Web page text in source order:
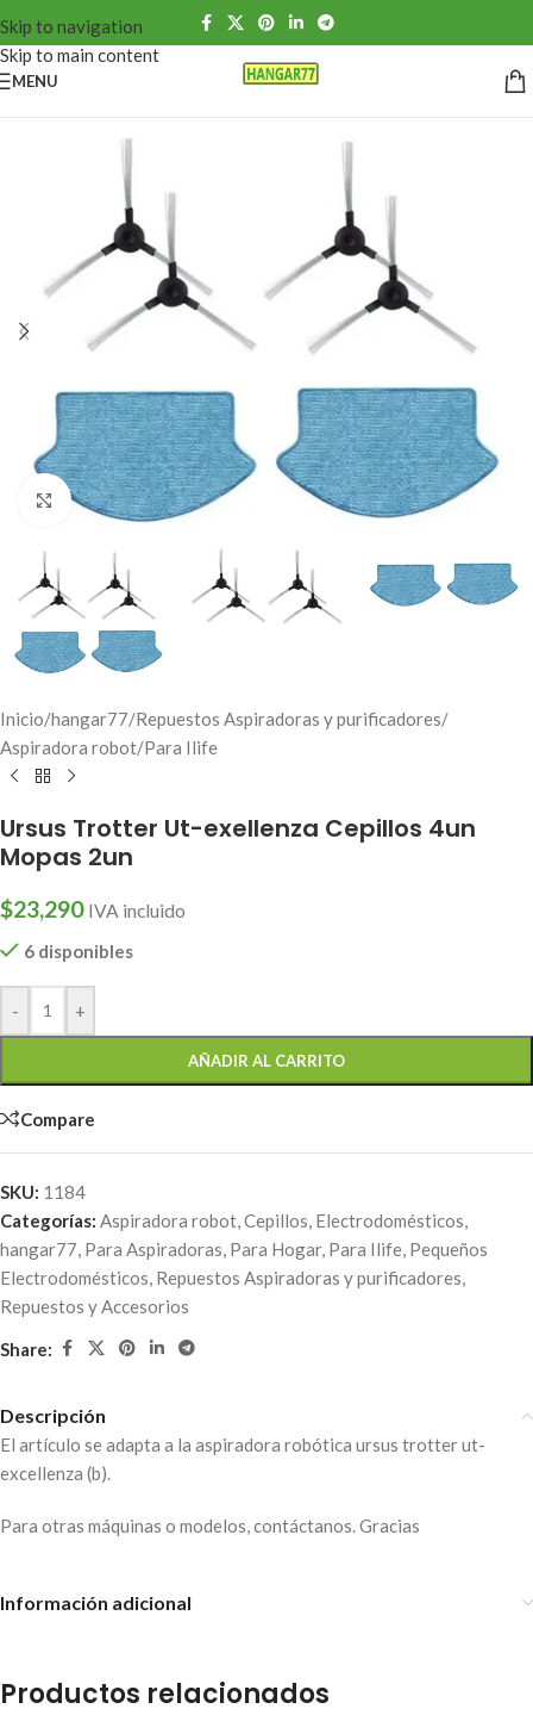
Skip to navigation
Skip to main content
MENU
Click to enlarge
Inicio/hangar77/Repuestos Aspiradoras y purificadores/
Aspiradora robot/Para Ilife
Ursus Trotter Ut-exellenza Cepillos 4un
Mopas 2un
$23,290 IVA incluido
6 disponibles
- +
AÑADIR AL CARRITO
Compare
SKU: 1184
Categorías: Aspiradora robot,Cepillos, Electrodomésticos,
hangar77, Para Aspiradoras, Para Hogar, Para Ilife, Pequeños
Electrodomésticos, Repuestos Aspiradoras y purificadores,
Repuestos y Accesorios
Share:
Descripción
El artículo se adapta a la aspiradora robótica ursus trotter ut-
excellenza (b).
Para otras máquinas o modelos, contáctanos. Gracias
Información adicional
Productos relacionados